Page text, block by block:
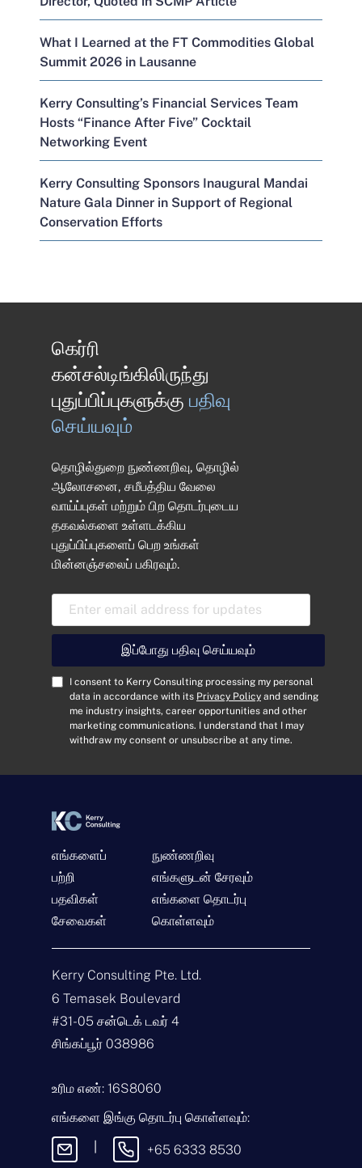
What I Learned at the FT Commodities Global
Summit 2026 in Lausanne
Kerry Consulting’s Financial Services Team
Hosts “Finance After Five” Cocktail
Networking Event
Kerry Consulting Sponsors Inaugural Mandai
Nature Gala Dinner in Support of Regional
Conservation Efforts
தொடர்பு கொள்ளுங்கள்
ய
*
மி
ன்
ஞ்
ச
ல்
வி
சா
ர
வ
கை
ய்
தி
கெர்ரி
கன்சல்டிங்கிலிருந்து
புதுப்பிப்புகளுக்கு பதிவு
செய்யவும்
தொழில்துறை நுண்ணறிவு, தொழில்
ஆலோசனை, சமீபத்திய வேலை
வாய்ப்புகள் மற்றும் பிற தொடர்புடைய
தகவல்களை உள்ளடக்கிய
புதுப்பிப்புகளைப் பெற உங்கள்
மின்னஞ்சலைப் பகிரவும்.
E
a
l
A
s
C
t
I consent to Kerry Consulting processing my personal
data in accordance with its Privacy Policy and sending
me industry insights, career opportunities and other
marketing communications. I understand that I may
withdraw my consent or unsubscribe at any time.
இப்போது பதிவு செய்யவும்
எங்களைப்
பற்றி
பதவிகள்
சேவைகள்
நுண்ணறிவு
எங்களுடன் சேரவும்
எங்களை தொடர்பு
கொள்ளவும்
Kerry Consulting Pte. Ltd.
6 Temasek Boulevard
#31-05 சன்டெக் டவர் 4
சிங்கப்பூர் 038986
உரிம எண்: 16S8060
எங்களை இங்கு தொடர்பு கொள்ளவும்:
+65 6333 8530